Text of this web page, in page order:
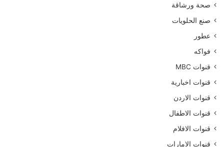
صحة ورشاقة
صنع الحلويات
عطور
فواكه
قنوات MBC
قنوات اخبارية
قنوات الاردن
قنوات الاطفال
قنوات الافلام
قنوات الامارات